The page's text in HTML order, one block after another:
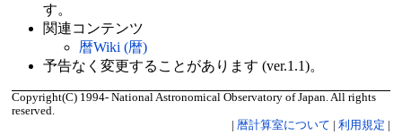
す。
関連コンテンツ
暦Wiki (暦)
予告なく変更することがあります (ver.1.1)。
Copyright(C) 1994- National Astronomical Observatory of Japan. All rights
reserved.
| 暦計算室について | 利用規定 |